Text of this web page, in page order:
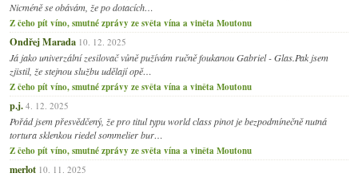
Nicméně se obávám, že po dotacích…
Z čeho pít víno, smutné zprávy ze světa vína a viněta Moutonu
Ondřej Marada 10. 12. 2025
Já jako univerzální zesilovač vůně pužívám ručně foukanou Gabriel - Glas.Pak jsem
zjistil, že stejnou službu udělají opě…
Z čeho pít víno, smutné zprávy ze světa vína a viněta Moutonu
p.j. 4. 12. 2025
Pořád jsem přesvědčený, že pro titul typu world class pinot je bezpodmínečně nutná
tortura sklenkou riedel sommelier bur…
Z čeho pít víno, smutné zprávy ze světa vína a viněta Moutonu
merlot 10. 11. 2025